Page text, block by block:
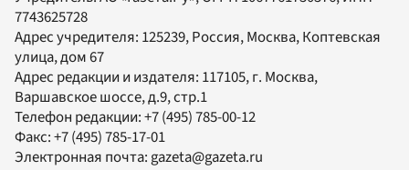
7743625728
Адрес учредителя: 125239, Россия, Москва, Коптевская
улица, дом 67
Адрес редакции и издателя: 117105, г. Москва,
Варшавское шоссе, д.9, стр.1
Телефон редакции:+7 (495) 785-00-12
Факс:+7 (495) 785-17-01
Электронная почта:gazeta@gazeta.ru